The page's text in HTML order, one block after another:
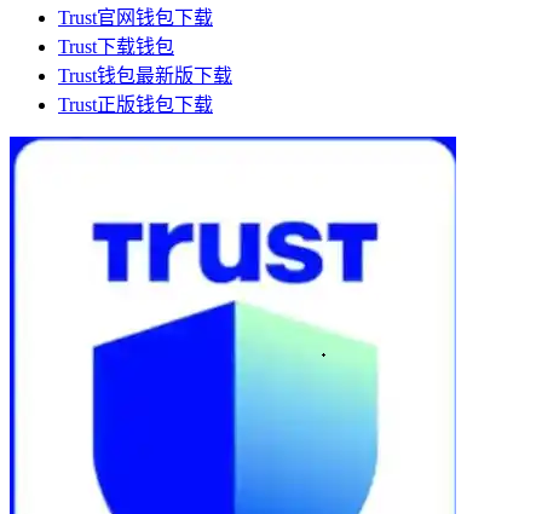
Trust官网钱包下载
Trust下载钱包
Trust钱包最新版下载
Trust正版钱包下载